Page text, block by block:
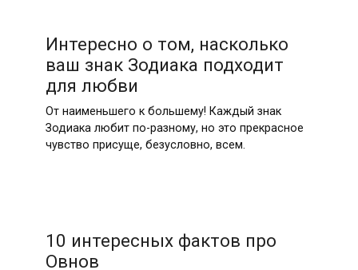
Интересно о том, насколько
ваш знак Зодиака подходит
для любви
От наименьшего к большему! Каждый знак
Зодиака любит по-разному, но это прекрасное
чувство присуще, безусловно, всем.
10 интересных фактов про
Овнов